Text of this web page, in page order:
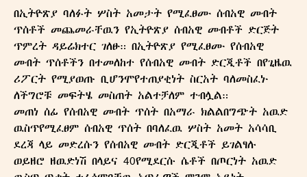
በኢትዮጽያ ባለፉት ሦስት አመታት የሚፈፀሙ ሰብአዊ መብት
ጥሰቶች መጨመራቸዉን የኢትዮጽያ ሰብአዊ መብቶች ድርጅት
ጥምረት ዳይሬክተር ገለፁ። በኢትዮጽያ የሚፈፀሙ የሰብአዊ
መብት ጥሰቶችን በተመለከተ የሰብአዊ መብት ድርጂቶች በየጊዜዉ
ሪፖርት የሚያወጡ ቢሆንሞየተጠያቂነት ስርአት ባለመስፈኑ
ለችግሮቹ መፍትሄ መስጠት አልተቻለም ተብሏል።
መጠነ ሰፊ የሰብአዊ መብት ጥሰት በአማራ ክልልበግጭት አዉድ
ዉስጥየሚፈፀም ሰብአዊ ጥሰት በባለፈዉ ሦስት አመት አሳሳቢ
ደረጃ ላይ መድረሱን የሰብአዊ መብት ድርጂቶች ይገልፃሉ
ወይዘሮ ዘዉድነሽ በላይና 40የሚደርሱ ሴቶች በጦርነት አዉድ